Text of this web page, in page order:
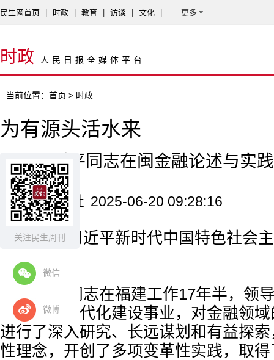
关注民生周刊
微信
微博
民生网首页 时政 教育 访谈 文化 更多
时政 人民日报全媒体平台
当前位置： 首页 > 时政
为有源头活水来
——习近平同志在闽金融论述与实
来源：新华社 2025-06-20 09:28:16
福建是习近平新时代中国特色社会
习近平同志在福建工作17年半，领
革开放和现代化建设事业，对金融领
进行了深入研究、长远谋划和有益探
性理念，开创了多项变革性实践，取